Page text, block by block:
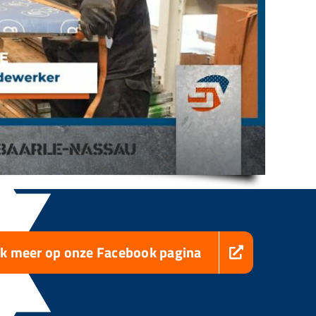
meer op onze Facebook pagina